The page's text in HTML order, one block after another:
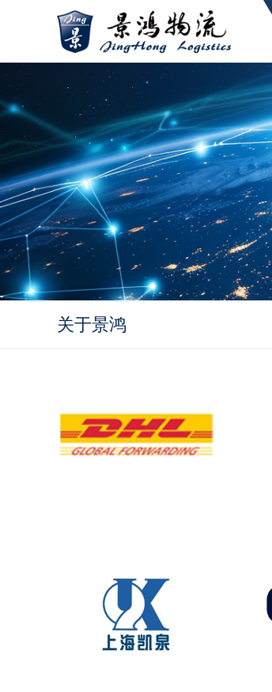
关于景鸿